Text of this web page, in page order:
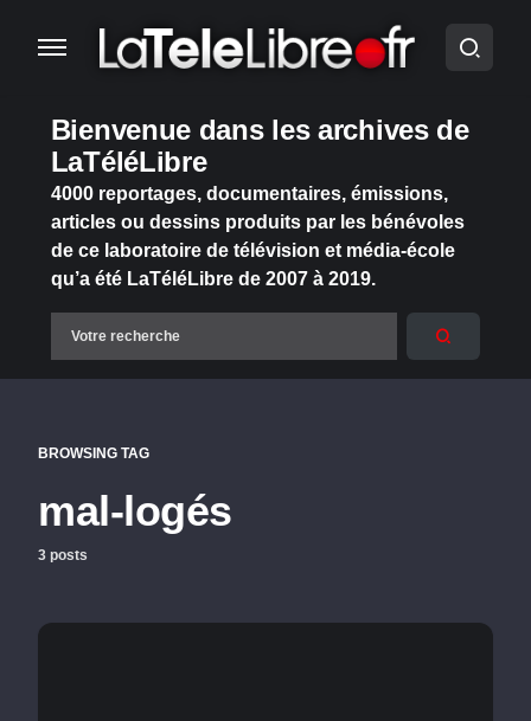
Bienvenue dans les archives de
LaTéléLibre
4000 reportages, documentaires, émissions,
articles ou dessins produits par les bénévoles
de ce laboratoire de télévision et média-école
qu’a été LaTéléLibre de 2007 à 2019.
BROWSING TAG
mal-logés
3 posts